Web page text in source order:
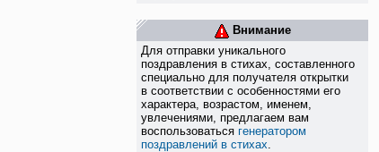
Внимание
Для отправки уникального
поздравления в стихах, составленного
специально для получателя открытки
в соответствии с особенностями его
характера, возрастом, именем,
увлечениями, предлагаем вам
воспользоваться генератором
поздравлений в стихах.